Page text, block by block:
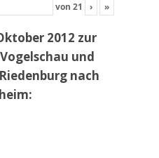
von 21 › »
2012 zur
und
nach